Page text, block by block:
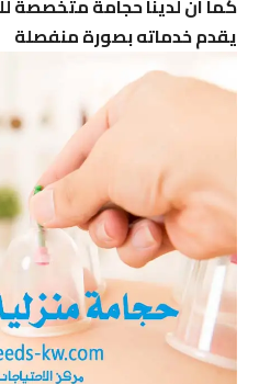
كما ان لدينا حجامة متخصصة
يقدم خدماته بصورة منفصلة